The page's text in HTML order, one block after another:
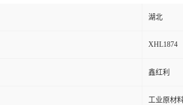
湖北
XHL1874
鑫红利
工业原材